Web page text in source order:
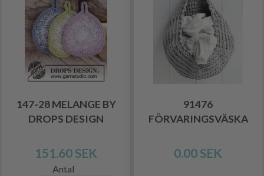
147-28 MELANGE BY
DROPS DESIGN
151.60 SEK
Antal
91476
FÖRVARINGSVÄSKA
0.00 SEK